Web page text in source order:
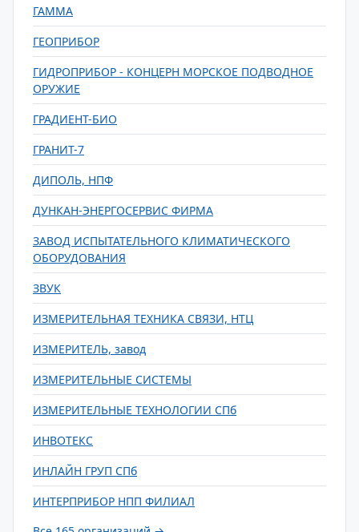
ГАММА
ГЕОПРИБОР
ГИДРОПРИБОР - КОНЦЕРН МОРСКОЕ ПОДВОДНОЕ
ОРУЖИЕ
ГРАДИЕНТ-БИО
ГРАНИТ-7
ДИПОЛЬ, НПФ
ДУНКАН-ЭНЕРГОСЕРВИС ФИРМА
ЗАВОД ИСПЫТАТЕЛЬНОГО КЛИМАТИЧЕСКОГО
ОБОРУДОВАНИЯ
ЗВУК
ИЗМЕРИТЕЛЬНАЯ ТЕХНИКА СВЯЗИ, НТЦ
ИЗМЕРИТЕЛЬ, завод
ИЗМЕРИТЕЛЬНЫЕ СИСТЕМЫ
ИЗМЕРИТЕЛЬНЫЕ ТЕХНОЛОГИИ СПб
ИНВОТЕКС
ИНЛАЙН ГРУП СПб
ИНТЕРПРИБОР НПП ФИЛИАЛ